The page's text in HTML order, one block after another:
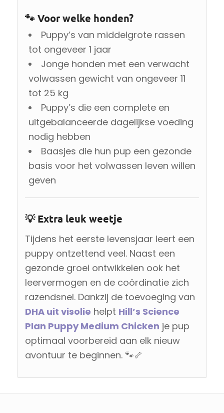
🐾 Voor welke honden?
Puppy’s van middelgrote rassen
tot ongeveer 1 jaar
Jonge honden met een verwacht
volwassen gewicht van ongeveer 11
tot 25 kg
Puppy’s die een complete en
uitgebalanceerde dagelijkse voeding
nodig hebben
Baasjes die hun pup een gezonde
basis voor het volwassen leven willen
geven
💡 Extra leuk weetje
Tijdens het eerste levensjaar leert een
puppy ontzettend veel. Naast een
gezonde groei ontwikkelen ook het
leervermogen en de coördinatie zich
razendsnel. Dankzij de toevoeging van
DHA uit visolie helpt Hill’s Science
Plan Puppy Medium Chicken je pup
optimaal voorbereid aan elk nieuw
avontuur te beginnen. 🐾🦴